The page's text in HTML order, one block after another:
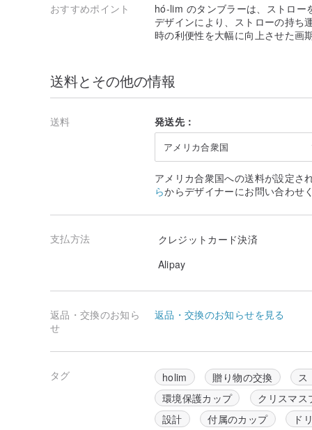
一般の使い捨てストローはカップ上面の中央に配置さ
液体を喉の奥まで勢いよく吸いすぎてしまうことがあり
---
通常のストロー付きのカップはストローが突出した形
防止や、洗浄の面で不便を感じることがあります。
hó-lim のタンブラーは蓋を凹型にすることで、飲み口
とシンプルな見た目を両立させました。
タピオカミルクティーは、飲み終わった後にタピオカ
けています。これにより飲用の際に生じる動作の自然
上げられるようになっており、タピオカを最後まで余
タンブラー上部のシリコン状の蓋を開けると、同時に
ユーザーが飲用する際に生じる自然な動作に応じて、最
本製品は３つの部品で構成されていて、組み立てや洗
リサイクルに適した単一部品・単一素材を使用していま
おすすめポイント
hó-lim のタンブラーは、ストロー
デザインにより、ストローの持ち
時の利便性を大幅に向上させた画
送料とその他の情報
送料 発送先：
アメリカ合衆国
アメリカ合衆国への送料が設定さ
らからデザイナーにお問い合わせ
支払方法
クレジットカード決済
Alipay
返品・交換のお知ら
せ
返品・交換のお知らせを見る
タグ holim 贈り物の交換
ス
環境保護カップ
クリスマス
設計
付属のカップ ド